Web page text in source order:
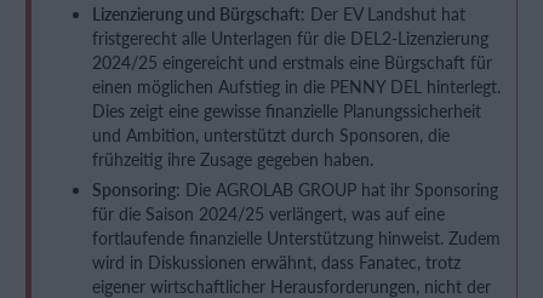
Lizenzierung und Bürgschaft: Der EV Landshut hat
fristgerecht alle Unterlagen für die DEL2-Lizenzierung
2024/25 eingereicht und erstmals eine Bürgschaft für
einen möglichen Aufstieg in die PENNY DEL hinterlegt.
Dies zeigt eine gewisse finanzielle Planungssicherheit
und Ambition, unterstützt durch Sponsoren, die
frühzeitig ihre Zusage gegeben haben.
Sponsoring: Die AGROLAB GROUP hat ihr Sponsoring
für die Saison 2024/25 verlängert, was auf eine
fortlaufende finanzielle Unterstützung hinweist. Zudem
wird in Diskussionen erwähnt, dass Fanatec, trotz
eigener wirtschaftlicher Herausforderungen, nicht der